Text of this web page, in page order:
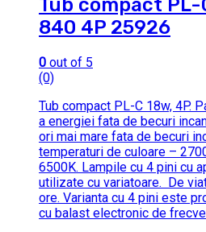
Tub compact PL-
840 4P 25926
0 out of 5
(0)
Tub compact PL-C 18w, 4P.
a energiei fata de becuri
ori mai mare fata de becuri
temperaturi de culoare –
6500K. Lampile cu 4 pini cu
utilizate cu variatoare. De
ore. Varianta cu 4 pini este
cu balast electronic de